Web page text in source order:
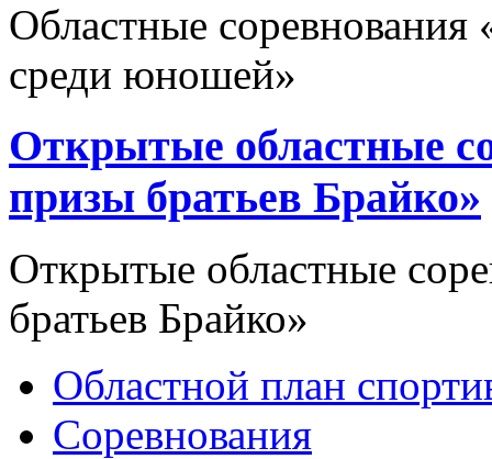
Областные
среди юношей»
Открытые областные
призы братьев Брайко»
Открытые областные
братьев Брайко»
Областной план
Соревнования